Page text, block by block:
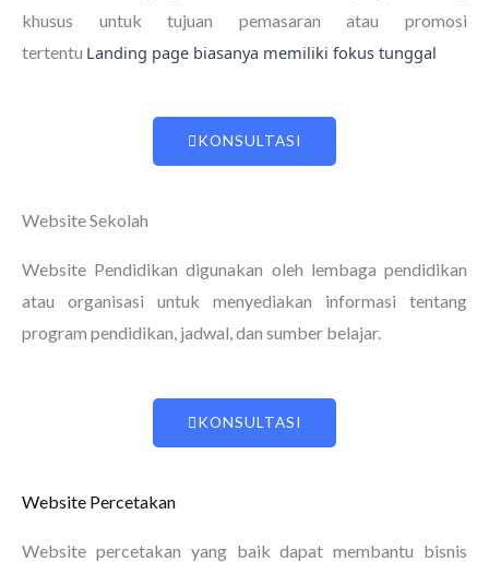
khusus untuk tujuan pemasaran atau promosi
tertentu Landing page biasanya memiliki fokus tunggal
KONSULTASI
Website Sekolah
Website Pendidikan digunakan oleh lembaga pendidikan
atau organisasi untuk menyediakan informasi tentang
program pendidikan, jadwal, dan sumber belajar.
KONSULTASI
Website Percetakan
Website percetakan yang baik dapat membantu bisnis